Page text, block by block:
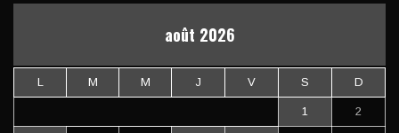
août 2026
L M M J V S D
1 2